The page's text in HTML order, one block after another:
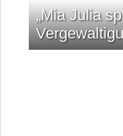
„Mia Julia